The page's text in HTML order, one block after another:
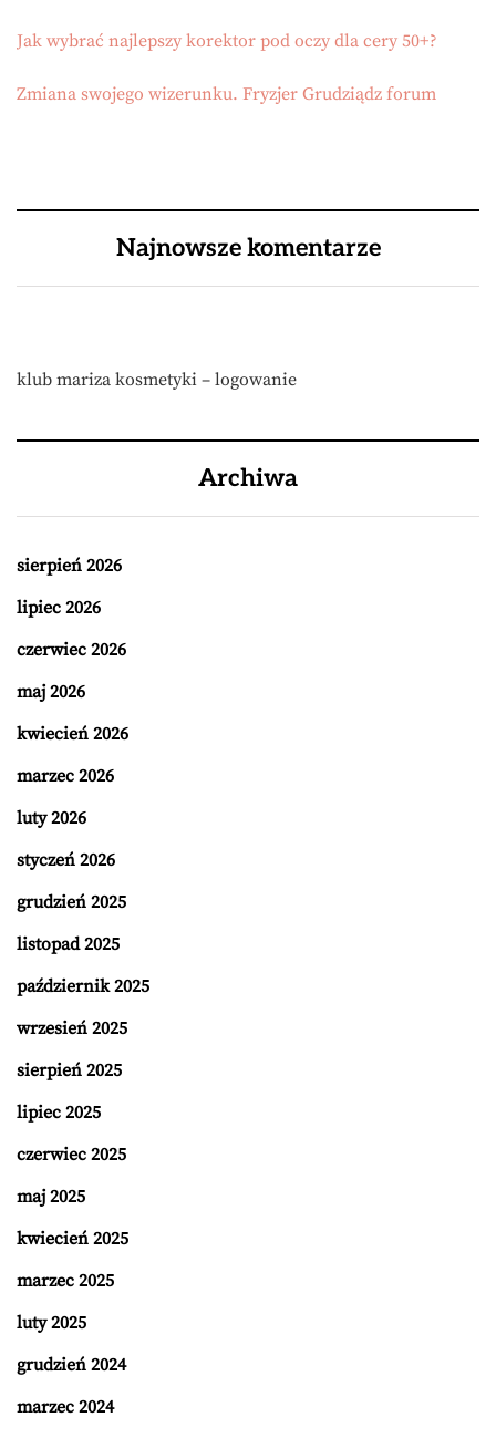
Jak wybrać najlepszy korektor pod oczy dla cery 50+?
Zmiana swojego wizerunku. Fryzjer Grudziądz forum
Najnowsze komentarze
klub mariza kosmetyki – logowanie
Archiwa
sierpień 2026
lipiec 2026
czerwiec 2026
maj 2026
kwiecień 2026
marzec 2026
luty 2026
styczeń 2026
grudzień 2025
listopad 2025
październik 2025
wrzesień 2025
sierpień 2025
lipiec 2025
czerwiec 2025
maj 2025
kwiecień 2025
marzec 2025
luty 2025
grudzień 2024
marzec 2024